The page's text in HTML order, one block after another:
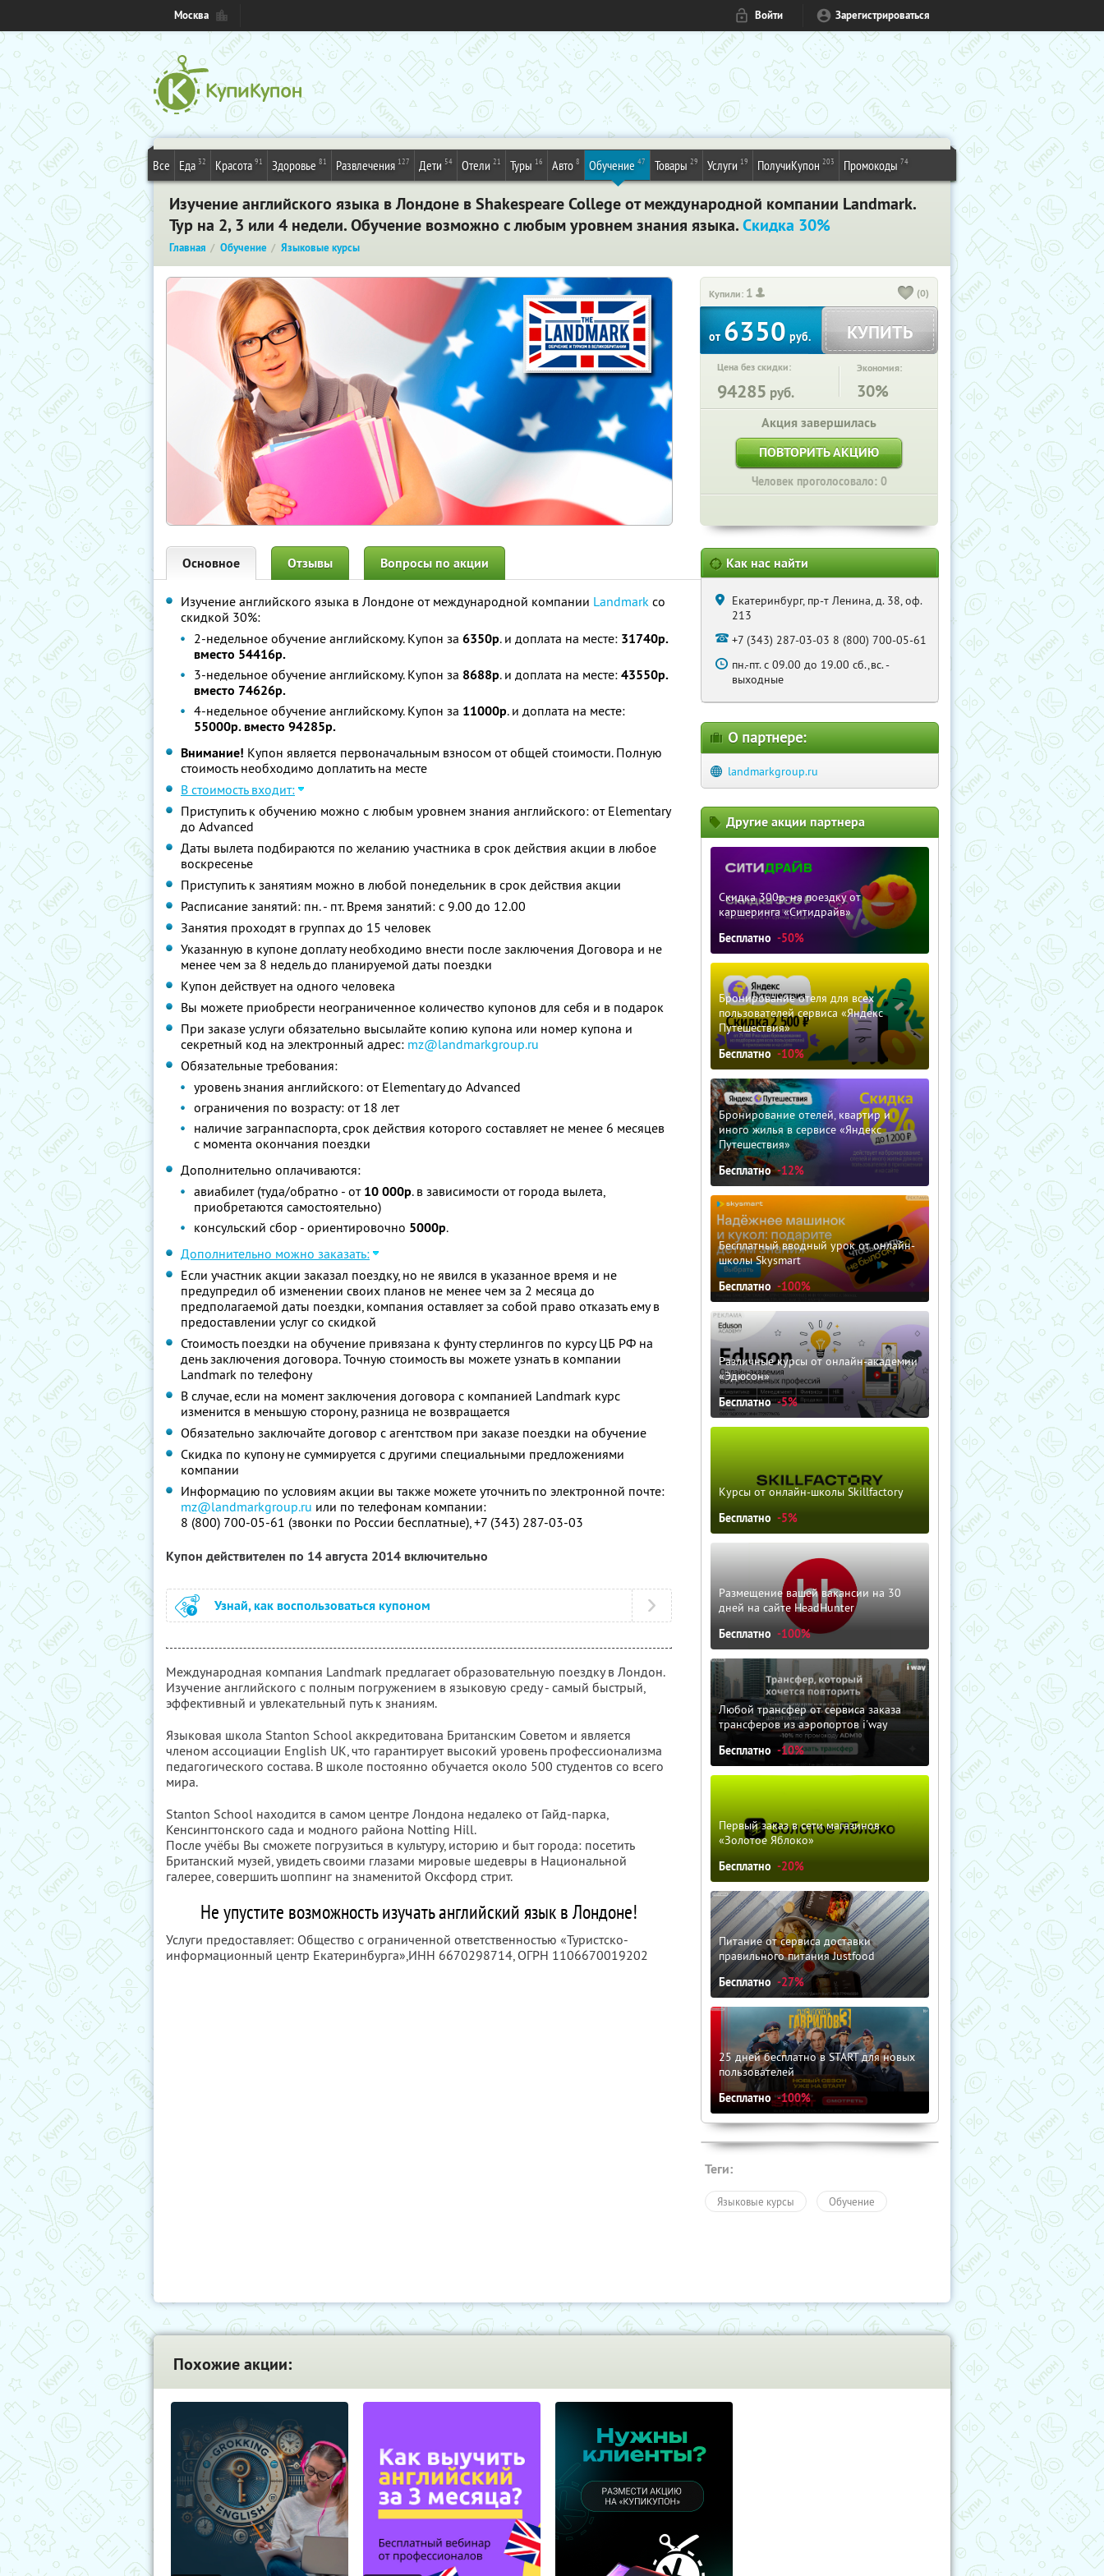
Москва Войти Зарегистрироваться
Все Еда 32 Красота 91 Здоровье 81 Развлечения 127 Дети 54 Отели 21 Туры 16 Авто 8 Обучение 47 Товары 29 Услуги 19 ПолучиКупон 203 Промокоды 74
Изучение английского языка в Лондоне в Shakespeare College от международной компании Landmark.
Тур на 2, 3 или 4 недели. Обучение возможно с любым уровнем знания языка.Скидка 30%
Главная Обучение Языковые курсы
Купили: 1 (0)
от 6350 руб. КУПИТЬ
Цена без скидки:
94285 руб.
Экономия:
30%
Акция завершилась
ПОВТОРИТЬ АКЦИЮ
Человек проголосовало: 0
Основное Отзывы Вопросы по акции
Изучение английского языка в Лондоне от международной компании Landmark со
скидкой 30%:
2-недельное обучение английскому. Купон за 6350р. и доплата на месте: 31740р.
вместо 54416р.
3-недельное обучение английскому. Купон за 8688р. и доплата на месте: 43550р.
вместо 74626р.
4-недельное обучение английскому. Купон за 11000р. и доплата на месте:
55000р. вместо 94285р.
Внимание! Купон является первоначальным взносом от общей стоимости. Полную
стоимость необходимо доплатить на месте
В стоимость входит:
Приступить к обучению можно с любым уровнем знания английского: от Elemеntary
до Advanced
Даты вылета подбираются по желанию участника в срок действия акции в любое
воскресенье
Приступить к занятиям можно в любой понедельник в срок действия акции
Расписание занятий: пн. - пт. Время занятий: с 9.00 до 12.00
Занятия проходят в группах до 15 человек
Указанную в купоне доплату необходимо внести после заключения Договора и не
менее чем за 8 недель до планируемой даты поездки
Купон действует на одного человека
Вы можете приобрести неограниченное количество купонов для себя и в подарок
При заказе услуги обязательно высылайте копию купона или номер купона и
секретный код на электронный адрес: mz@landmarkgroup.ru
Обязательные требования:
уровень знания английского: от Elementary до Advanced
ограничения по возрасту: от 18 лет
наличие загранпаспорта, срок действия которого составляет не менее 6 месяцев
с момента окончания поездки
Дополнительно оплачиваются:
авиабилет (туда/обратно - от 10 000р. в зависимости от города вылета,
приобретаются самостоятельно)
консульский сбор - ориентировочно 5000р.
Дополнительно можно заказать:
Если участник акции заказал поездку, но не явился в указанное время и не
предупредил об изменении своих планов не менее чем за 2 месяца до
предполагаемой даты поездки, компания оставляет за собой право отказать ему в
предоставлении услуг со скидкой
Стоимость поездки на обучение привязана к фунту стерлингов по курсу ЦБ РФ на
день заключения договора. Точную стоимость вы можете узнать в компании
Landmark по телефону
В случае, если на момент заключения договора с компанией Landmark курс
изменится в меньшую сторону, разница не возвращается
Обязательно заключайте договор с агентством при заказе поездки на обучение
Скидка по купону не суммируется с другими специальными предложениями
компании
Информацию по условиям акции вы также можете уточнить по электронной почте:
mz@landmarkgroup.ru или по телефонам компании:
8 (800) 700-05-61 (звонки по России бесплатные), +7 (343) 287-03-03
Купон действителен по 14 августа 2014 включительно
Узнай, как воспользоваться купоном
Международная компания Landmark предлагает образовательную поездку в Лондон.
Изучение английского с полным погружением в языковую среду - самый быстрый,
эффективный и увлекательный путь к знаниям.
Языковая школа Stanton School аккредитована Британским Советом и является
членом ассоциации English UK, что гарантирует высокий уровень профессионализма
педагогического состава. В школе постоянно обучается около 500 студентов со всего
мира.
Stanton School находится в самом центре Лондона недалеко от Гайд-парка,
Кенсингтонского сада и модного района Notting Hill.
После учёбы Вы сможете погрузиться в культуру, историю и быт города: посетить
Британский музей, увидеть своими глазами мировые шедевры в Национальной
галерее, совершить шоппинг на знаменитой Оксфорд стрит.
Не упустите возможность изучать английский язык в Лондоне!
Услуги предоставляет: Общество с ограниченной ответственностью «Туристско-
информационный центр Екатеринбурга»,ИНН 6670298714, ОГРН 1106670019202
Как нас найти
Екатеринбург, пр-т Ленина, д. 38, оф.
213
+7 (343) 287-03-03 8 (800) 700-05-61
пн.-пт. с 09.00 до 19.00 сб.,вс. -
выходные
О партнере:
landmarkgroup.ru
Другие акции партнера
Скидка 300р. на поездку от
каршеринга «Ситидрайв»
Бесплатно -50%
Бронирование отеля для всех
пользователей сервиса «Яндекс
Путешествия»
Бесплатно -10%
Бронирование отелей, квартир и
иного жилья в сервисе «Яндекс
Путешествия»
Бесплатно -12%
Бесплатный вводный урок от онлайн-
школы Skysmart
Бесплатно -100%
Различные курсы от онлайн-академии
«Эдюсон»
Бесплатно -5%
Курсы от онлайн-школы Skillfactory
Бесплатно -5%
Размещение вашей вакансии на 30
дней на сайте HeadHunter
Бесплатно -100%
Любой трансфер от сервиса заказа
трансферов из аэропортов i'way
Бесплатно -10%
Первый заказ в сети магазинов
«Золотое Яблоко»
Бесплатно -20%
Питание от сервиса доставки
правильного питания Justfood
Бесплатно -27%
25 дней бесплатно в START для новых
пользователей
Бесплатно -100%
Теги:
Языковые курсы Обучение
Похожие акции: